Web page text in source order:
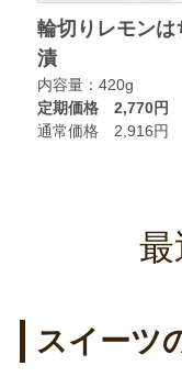
輪切りレモンは
漬
内容量：420g
定期価格 2,770円
通常価格 2,916円
スイーツ